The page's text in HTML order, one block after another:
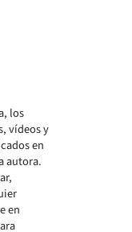
los
vídeos y
en
autora.
en